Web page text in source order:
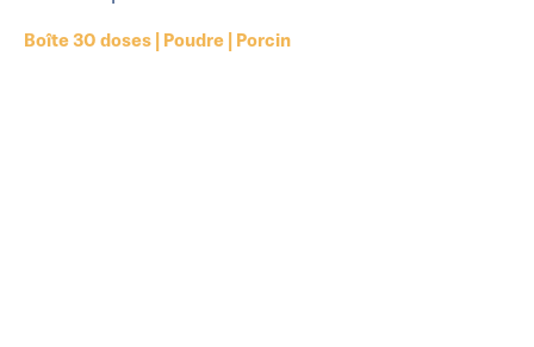
Boîte 30 doses | Poudre | Porcin